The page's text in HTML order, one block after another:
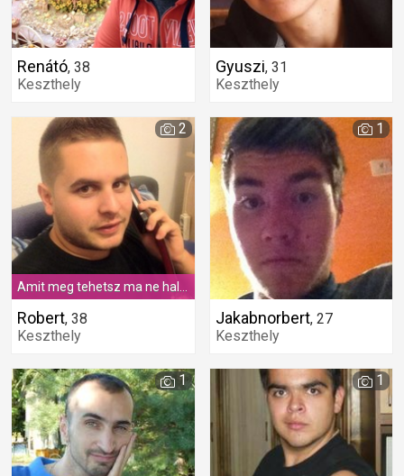
Renátó, 38
Keszthely
Gyuszi, 31
Keszthely
Robert, 38
Keszthely
2
Jakabnorbert, 27
Keszthely
1
1 1